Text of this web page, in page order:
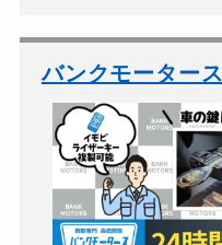
バイクカギ開け
バイクカギ作成
スーツケースカギ開け
スーツケースカギ作成
金庫カギ開け
バンクモータース